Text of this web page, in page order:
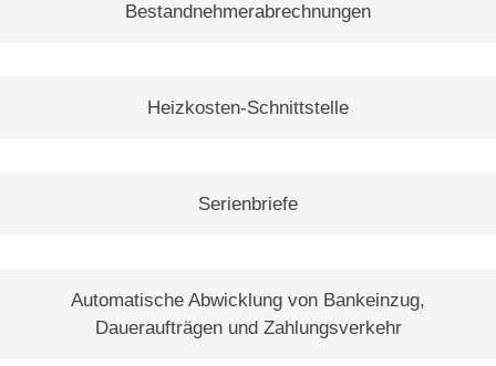
Bestandnehmerabrechnungen
Heizkosten-Schnittstelle
Serienbriefe
Automatische Abwicklung von Bankeinzug,
Daueraufträgen und Zahlungsverkehr